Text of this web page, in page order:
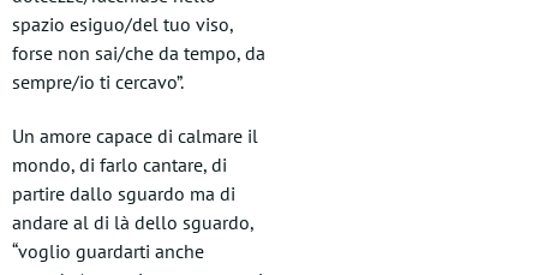
spazio esiguo/del tuo viso,
forse non sai/che da tempo, da
sempre/io ti cercavo”.
Un amore capace di calmare il
mondo, di farlo cantare, di
partire dallo sguardo ma di
andare al di là dello sguardo,
“voglio guardarti anche